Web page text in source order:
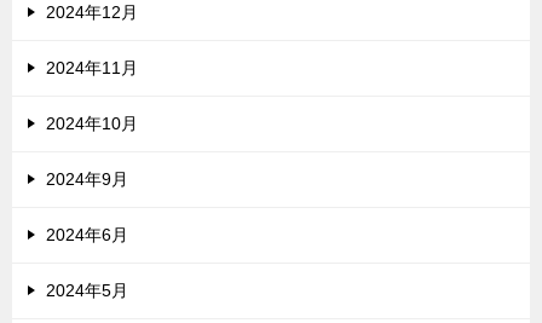
2024年12月
2024年11月
2024年10月
2024年9月
2024年6月
2024年5月